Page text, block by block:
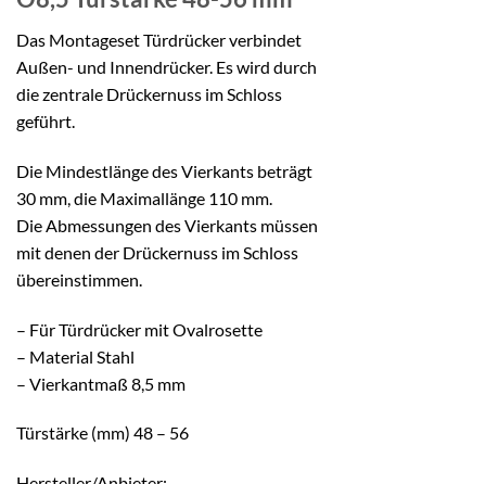
Das Montageset Türdrücker verbindet
Außen- und Innendrücker. Es wird durch
die zentrale Drückernuss im Schloss
geführt.
Die Mindestlänge des Vierkants beträgt
30 mm, die Maximallänge 110 mm.
Die Abmessungen des Vierkants müssen
mit denen der Drückernuss im Schloss
übereinstimmen.
– Für Türdrücker mit Ovalrosette
– Material Stahl
– Vierkantmaß 8,5 mm
Türstärke (mm) 48 – 56